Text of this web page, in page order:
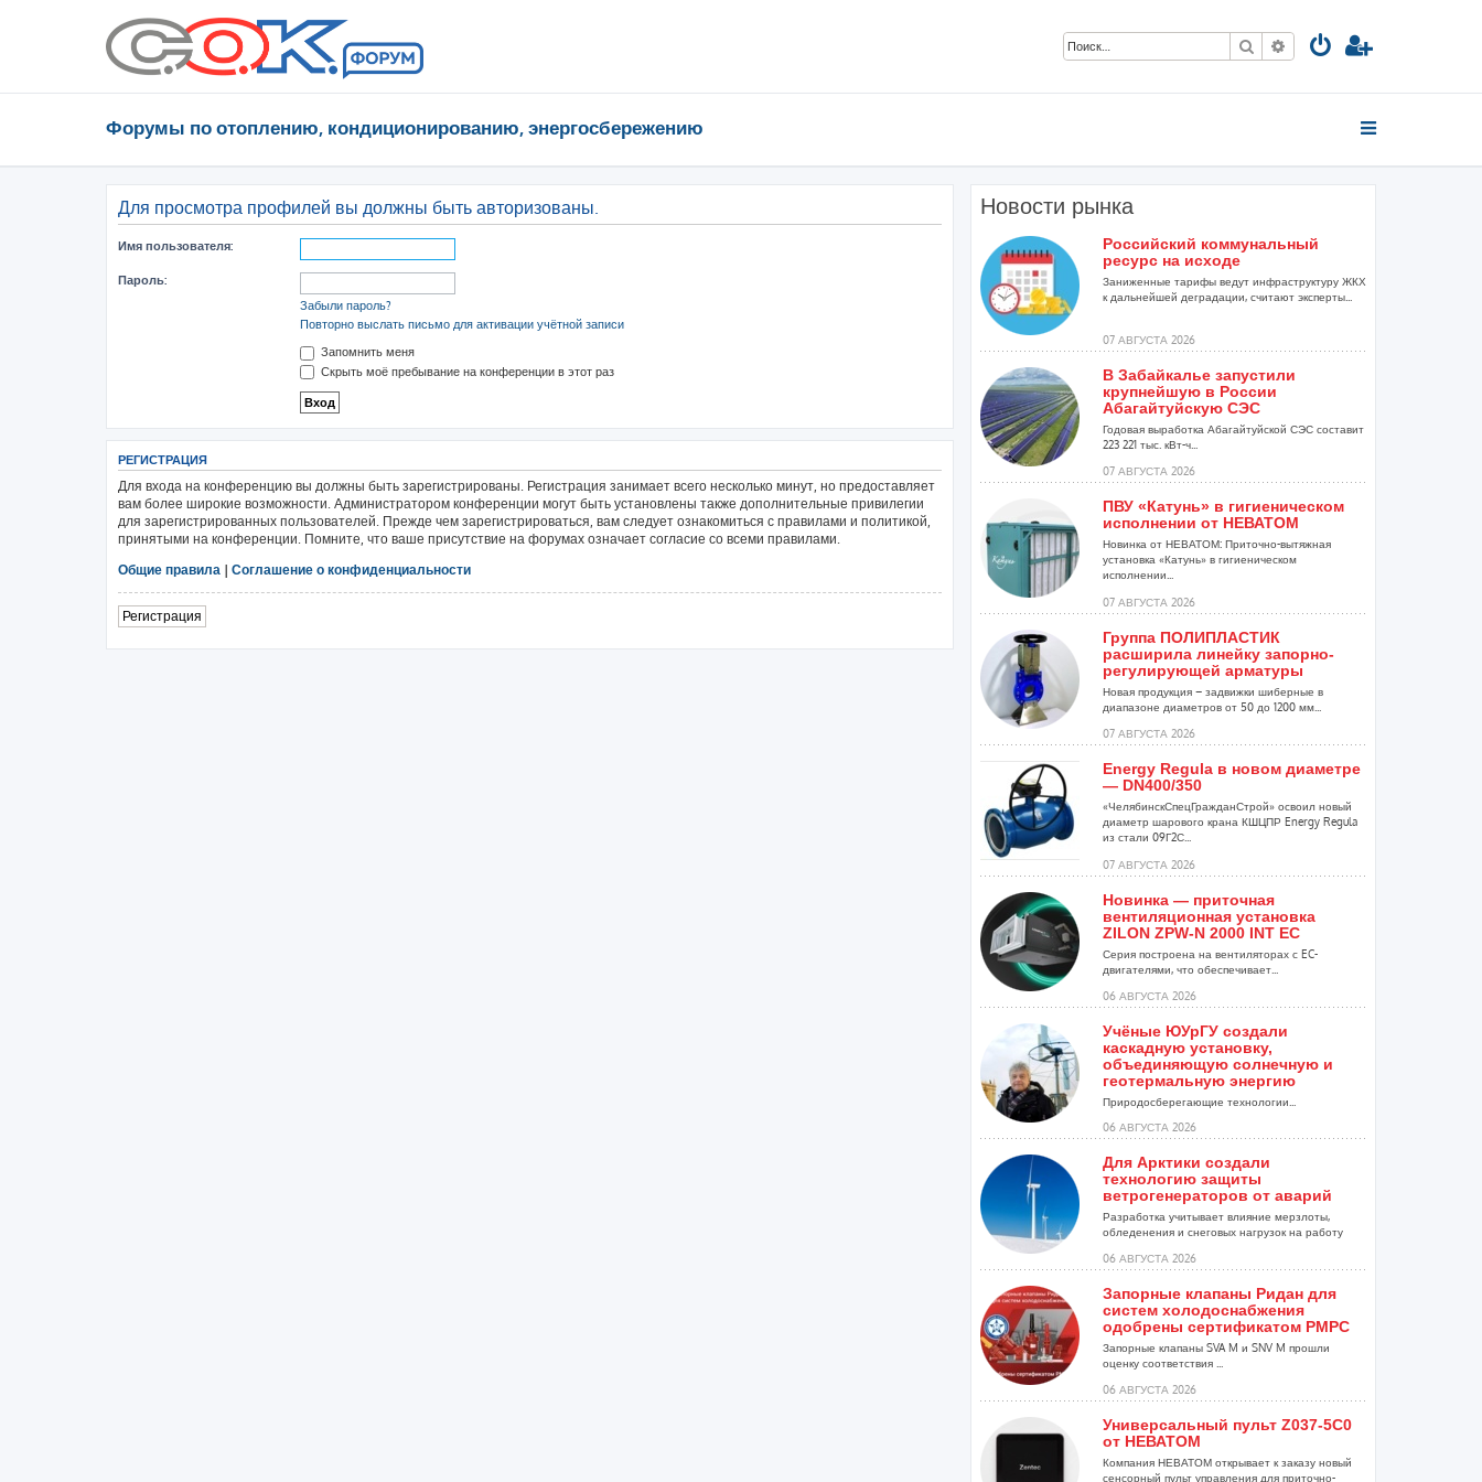
Поиск Расширенный поиск
Форумы по отоплению, кондиционированию, энергосбережению
Для просмотра профилей вы должны быть авторизованы.
Имя пользователя:
Пароль:
Забыли пароль?
Повторно выслать письмо для активации учётной записи
Запомнить меня
Скрыть моё пребывание на конференции в этот раз
РЕГИСТРАЦИЯ
Для входа на конференцию вы должны быть зарегистрированы. Регистрация занимает всего несколько минут, но предоставляет
вам более широкие возможности. Администратором конференции могут быть установлены также дополнительные привилегии
для зарегистрированных пользователей. Прежде чем зарегистрироваться, вам следует ознакомиться с правилами и политикой,
принятыми на конференции. Помните, что ваше присутствие на форумах означает согласие со всеми правилами.
Общие правила | Соглашение о конфиденциальности
Регистрация
Новости рынка
Российский коммунальный
ресурс на исходе
Заниженные тарифы ведут инфраструктуру ЖКХ
к дальнейшей деградации, считают эксперты...
07 АВГУСТА 2026
В Забайкалье запустили
крупнейшую в России
Абагайтуйскую СЭС
Годовая выработка Абагайтуйской СЭС составит
223 221 тыс. кВт-ч...
07 АВГУСТА 2026
ПВУ «Катунь» в гигиеническом
исполнении от НЕВАТОМ
Новинка от НЕВАТОМ: Приточно-вытяжная
установка «Катунь» в гигиеническом
исполнении...
07 АВГУСТА 2026
Группа ПОЛИПЛАСТИК
расширила линейку запорно-
регулирующей арматуры
Новая продукция – задвижки шиберные в
диапазоне диаметров от 50 до 1200 мм...
07 АВГУСТА 2026
Energy Regula в новом диаметре
— DN400/350
«ЧелябинскСпецГражданСтрой» освоил новый
диаметр шарового крана КШЦПР Energy Regula
из стали 09Г2С...
07 АВГУСТА 2026
Новинка — приточная
вентиляционная установка
ZILON ZPW-N 2000 INT EC
Серия построена на вентиляторах с EC-
двигателями, что обеспечивает...
06 АВГУСТА 2026
Учёные ЮУрГУ создали
каскадную установку,
объединяющую солнечную и
геотермальную энергию
Природосберегающие технологии...
06 АВГУСТА 2026
Для Арктики создали
технологию защиты
ветрогенераторов от аварий
Разработка учитывает влияние мерзлоты,
обледенения и снеговых нагрузок на работу
06 АВГУСТА 2026
Запорные клапаны Ридан для
систем холодоснабжения
одобрены сертификатом РМРС
Запорные клапаны SVA M и SNV M прошли
оценку соответствия ...
06 АВГУСТА 2026
Универсальный пульт Z037-5C0
от НЕВАТОМ
Компания НЕВАТОМ открывает к заказу новый
сенсорный пульт управления для приточно-